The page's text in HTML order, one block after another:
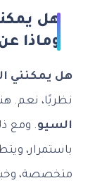
هل
وماذا
هل يمكنني
نظريًا، نعم.
السيو. ومع
باستمرار،
متخصصة،